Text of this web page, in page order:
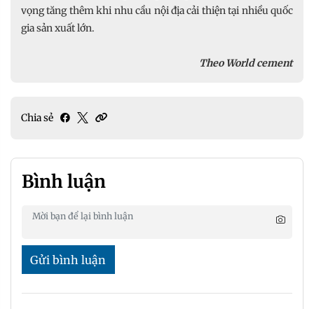
vọng tăng thêm khi nhu cầu nội địa cải thiện tại nhiều quốc
gia sản xuất lớn.
Theo World cement
Chia sẻ
Bình luận
Gửi bình luận